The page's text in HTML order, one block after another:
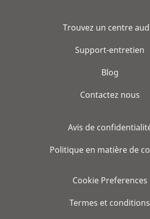
Trouvez un centre
Support-entretien
Blog
Contactez nous
Avis de
Politique en matière de
Cookie Preferences
Termes et conditions